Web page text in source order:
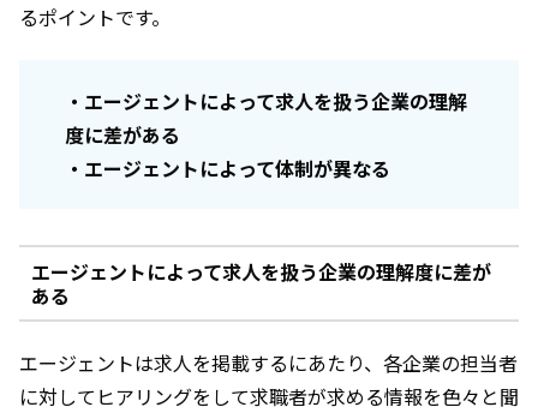
るポイントです。
・エージェントによって求人を扱う企業の理解
度に差がある
・エージェントによって体制が異なる
エージェントによって求人を扱う企業の理解度に差が
ある
エージェントは求人を掲載するにあたり、各企業の担当者
に対してヒアリングをして求職者が求める情報を色々と聞